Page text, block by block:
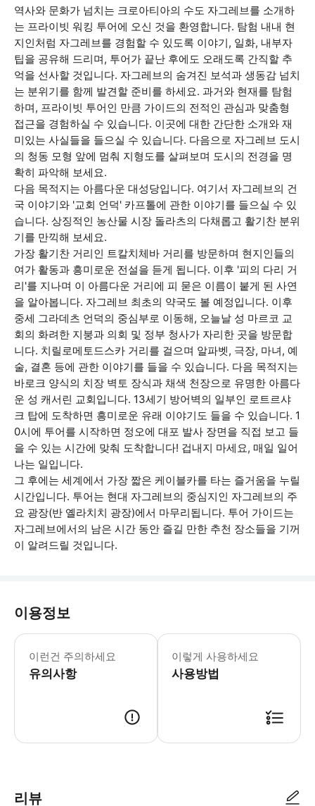
역사와 문화가 넘치는 크로아티아의 수도 자그레브를 소개하
는 프라이빗 워킹 투어에 오신 것을 환영합니다. 탐험 내내 현
지인처럼 자그레브를 경험할 수 있도록 이야기, 일화, 내부자
팁을 공유해 드리며, 투어가 끝난 후에도 오래도록 간직할 추
억을 선사할 것입니다. 자그레브의 숨겨진 보석과 생동감 넘치
는 분위기를 함께 발견할 준비를 하세요. 과거와 현재를 탐험
하며, 프라이빗 투어인 만큼 가이드의 전적인 관심과 맞춤형
접근을 경험하실 수 있습니다. 이곳에 대한 간단한 소개와 재
미있는 사실들을 들으실 수 있습니다. 다음으로 자그레브 도시
의 청동 모형 앞에 멈춰 지형도를 살펴보며 도시의 전경을 명
확히 파악해 보세요.
다음 목적지는 아름다운 대성당입니다. 여기서 자그레브의 건
국 이야기와 '교회 언덕' 카프톨에 관한 이야기를 들으실 수 있
습니다. 상징적인 농산물 시장 돌라츠의 다채롭고 활기찬 분위
기를 만끽해 보세요.
가장 활기찬 거리인 트칼치체바 거리를 방문하며 현지인들의
여가 활동과 흥미로운 전설을 듣게 됩니다. 이후 '피의 다리 거
리'를 지나며 이 아름다운 거리에 피 묻은 이름이 붙게 된 사연
을 알아봅니다. 자그레브 최초의 약국도 볼 예정입니다. 이후
중세 그라데츠 언덕의 중심부로 이동해, 오늘날 성 마르코 교
회의 화려한 지붕과 의회 및 정부 청사가 자리한 곳을 방문합
니다. 치릴로메토드스카 거리를 걸으며 알파벳, 극장, 마녀, 예
술, 결혼 등에 관한 이야기를 들을 수 있습니다. 다음 목적지는
바로크 양식의 치장 벽토 장식과 채색 천장으로 유명한 아름다
운 성 캐서린 교회입니다. 13세기 방어벽의 일부인 로트르샤
크 탑에 도착하면 흥미로운 유래 이야기도 들을 수 있습니다. 1
0시에 투어를 시작하면 정오에 대포 발사 장면을 직접 보고 들
을 수 있는 시간에 맞춰 도착합니다! 겁내지 마세요, 매일 일어
나는 일입니다.
그 후에는 세계에서 가장 짧은 케이블카를 타는 즐거움을 누릴
시간입니다. 투어는 현대 자그레브의 중심지인 자그레브의 주
요 광장(반 옐라치치 광장)에서 마무리됩니다. 투어 가이드는
자그레브에서의 남은 시간 동안 즐길 만한 추천 장소들을 기꺼
이 알려드릴 것입니다.
이용정보
이런건 주의하세요
유의사항
돌라츠 시장은 오후 시간과 공휴일에
이렇게 사용하세요
사용방법
리뷰